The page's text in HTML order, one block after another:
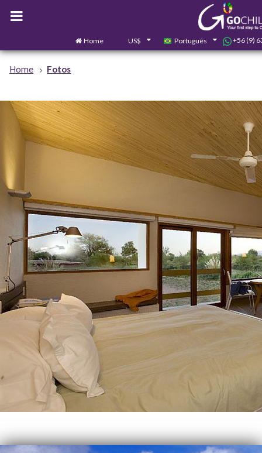
Home US$ Português +56 (9)
Home Fotos